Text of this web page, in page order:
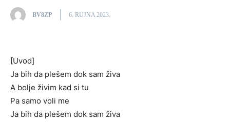
BV8ZP 6. RUJNA 2023.
[Uvod]
Ja bih da plešem dok sam živa
A bolje živim kad si tu
Pa samo voli me
Ja bih da plešem dok sam živa